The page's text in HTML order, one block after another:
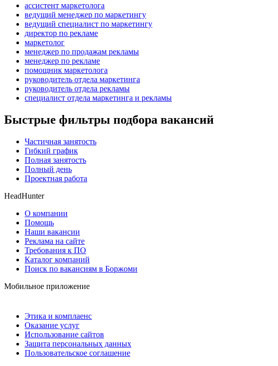
ассистент маркетолога
ведущий менеджер по маркетингу
ведущий специалист по маркетингу
директор по рекламе
маркетолог
менеджер по продажам рекламы
менеджер по рекламе
помощник маркетолога
руководитель отдела маркетинга
руководитель отдела рекламы
специалист отдела маркетинга и рекламы
Быстрые фильтры подбора вакансий
Частичная занятость
Гибкий график
Полная занятость
Полный день
Проектная работа
HeadHunter
О компании
Помощь
Наши вакансии
Реклама на сайте
Требования к ПО
Каталог компаний
Поиск по вакансиям в Боржоми
Мобильное приложение
Этика и комплаенс
Оказание услуг
Использование сайтов
Защита персональных данных
Пользовательское соглашение